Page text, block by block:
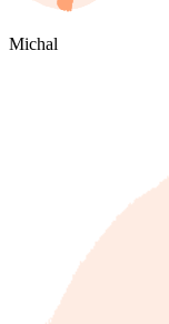
Michal